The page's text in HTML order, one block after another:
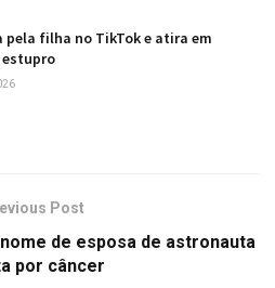
pela filha no TikTok e atira em
Post
de esposa de astronauta
por câncer